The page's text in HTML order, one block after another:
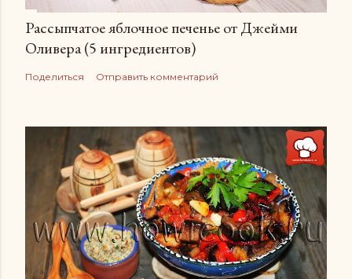
Рассыпчатое яблочное печенье от Джейми
Оливера (5 ингредиентов)
Поделиться Отправить комментарий